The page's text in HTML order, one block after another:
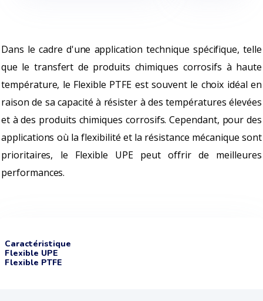
Dans le cadre d'une application technique spécifique, telle
que le transfert de produits chimiques corrosifs à haute
température, le Flexible PTFE est souvent le choix idéal en
raison de sa capacité à résister à des températures élevées
et à des produits chimiques corrosifs. Cependant, pour des
applications où la flexibilité et la résistance mécanique sont
prioritaires, le Flexible UPE peut offrir de meilleures
performances.
Caractéristique
Flexible UPE
Flexible PTFE